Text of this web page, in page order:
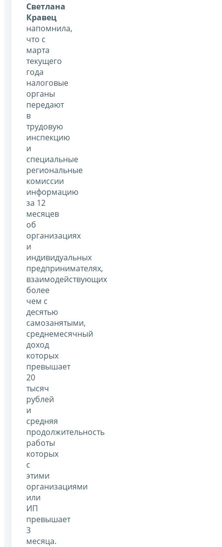
Светлана
Кравец
напомнила,
что с
марта
текущего
года
налоговые
органы
передают
в
трудовую
инспекцию
и
специальные
региональные
комиссии
информацию
за 12
месяцев
об
организациях
и
индивидуальных
предпринимателях,
взаимодействующих
более
чем с
десятью
самозанятыми,
среднемесячный
доход
которых
превышает
20
тысяч
рублей
и
средняя
продолжительность
работы
которых
с
этими
организациями
или
ИП
превышает
3
месяца.